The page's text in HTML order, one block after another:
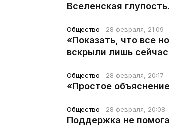
Вселенская
Общество 28 февраля, 21:09
«Показать, что все
вскрыли лишь
Общество 28 февраля, 20:17
«Простое
Общество 28 февраля, 20:08
Поддержка не